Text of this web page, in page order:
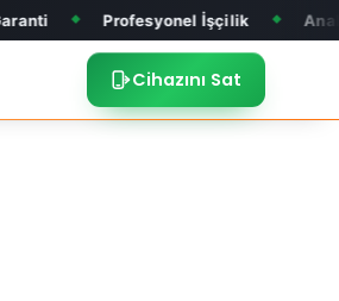
Profesyonel İşçilik ◆ Anakart Tamiri
Cihazını Sat